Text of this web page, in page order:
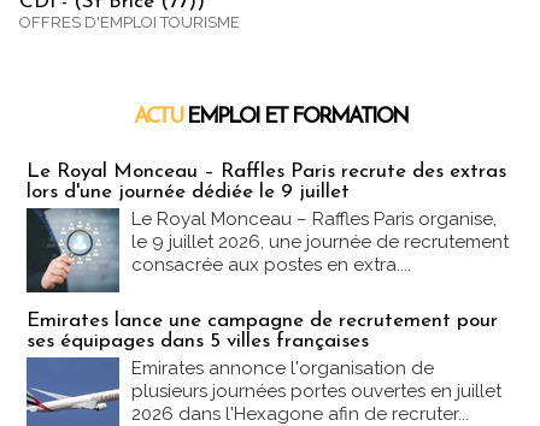
OFFRES D'EMPLOI TOURISME
ACTU EMPLOI ET FORMATION
Le Royal Monceau – Raffles Paris recrute des extras
lors d'une journée dédiée le 9 juillet
Le Royal Monceau – Raffles Paris organise,
le 9 juillet 2026, une journée de recrutement
consacrée aux postes en extra....
Emirates lance une campagne de recrutement pour
ses équipages dans 5 villes françaises
Emirates annonce l'organisation de
plusieurs journées portes ouvertes en juillet
2026 dans l'Hexagone afin de recruter...